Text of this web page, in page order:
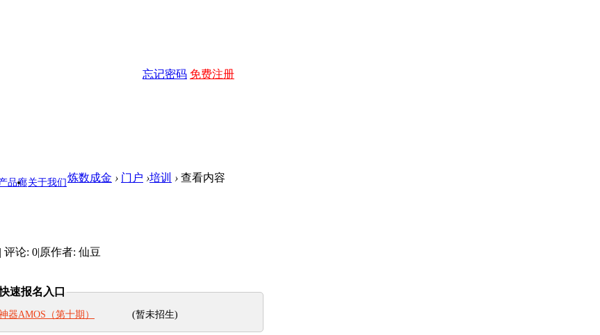
忘记密码 免费注册
品廊关于我们炼数成金 › 门户 ›培训 › 查看内容
| 评论: 0|原作者: 仙豆
速报名入口
器AMOS（第十期） (暂未招生)